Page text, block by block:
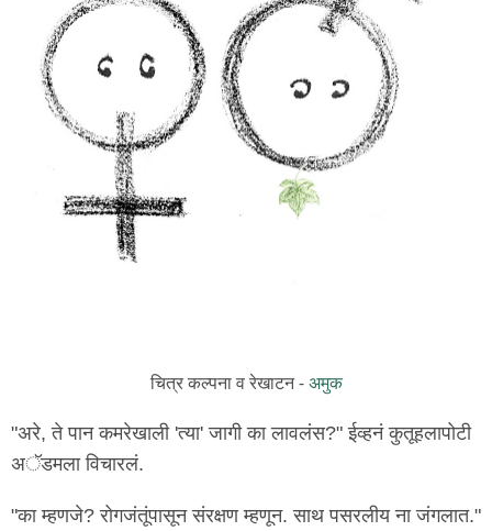
चित्र कल्पना व रेखाटन -अमुक
"अरे, ते पान कमरेखाली 'त्या' जागी का लावलंस?" ईव्हनं कुतूहलापोटी
अॅडमला विचारलं.
"का म्हणजे? रोगजंतूंपासून संरक्षण म्हणून. साथ पसरलीय ना जंगलात."